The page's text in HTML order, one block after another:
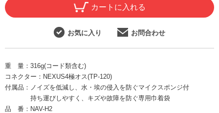
カートに入れる
お気に入り お問合わせ
重 量： 316g(コード類含む)
コネクター： NEXUS4極オス(TP-120)
付属品： ノイズを低減し、水・埃の侵入を防ぐマイクスポンジ付
持ち運びしやすく、キズや故障を防ぐ専用巾着袋
品 番： NAV-H2